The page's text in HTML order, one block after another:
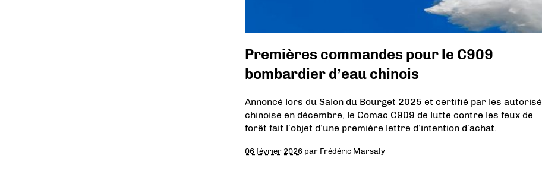
Premières commandes pour le C909
bombardier d’eau chinois
Annoncé lors du Salon du Bourget 2025 et certifié par les autorisé
chinoise en décembre, le Comac C909 de lutte contre les feux de
forêt fait l’objet d’une première lettre d’intention d’achat.
06 février 2026 par Frédéric Marsaly